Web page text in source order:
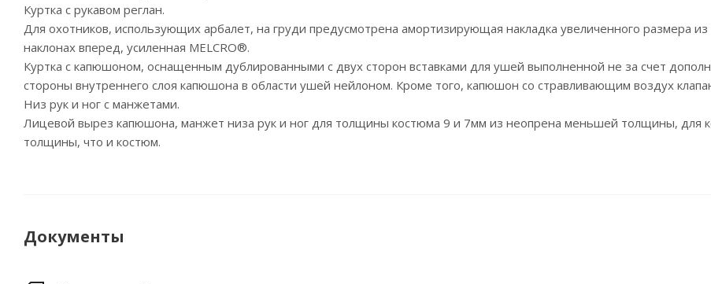
Куртка с рукавом реглан.
Для охотников, использующих арбалет, на груди предусмотрена амортизирующая накладка увеличенного размера
наклонах вперед, усиленная MELCRO®.
Куртка с капюшоном, оснащенным дублированными с двух сторон вставками для ушей выполненной не за счет
стороны внутреннего слоя капюшона в области ушей нейлоном. Кроме того, капюшон со стравливающим воздух
Низ рук и ног с манжетами.
Лицевой вырез капюшона, манжет низа рук и ног для толщины костюма 9 и 7мм из неопрена меньшей толщины, для
толщины, что и костюм.
Документы